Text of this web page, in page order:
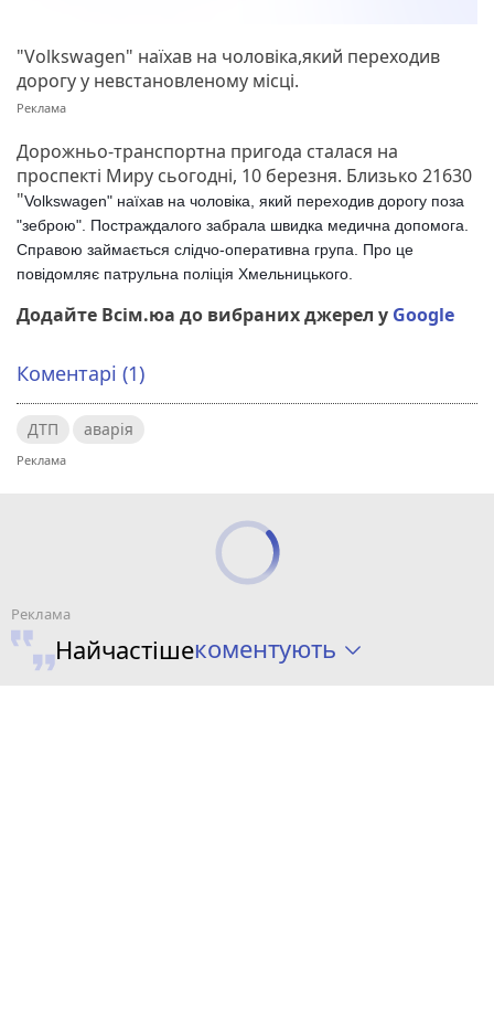
"Volkswagen" наїхав на чоловіка,який переходив
дорогу у невстановленому місці.
Дорожньо-транспортна пригода сталася на
проспекті Миру сьогодні, 10 березня. Близько 21630
"Volkswagen" наїхав на чоловіка, який переходив дорогу поза
"зеброю". Постраждалого забрала швидка медична допомога.
Справою займається слідчо-оперативна група. Про це
повідомляє патрульна поліція Хмельницького.
Додайте Всім.юа до вибраних джерел у Google
Коментарі (1)
ДТП аварія
Найчастішекоментують